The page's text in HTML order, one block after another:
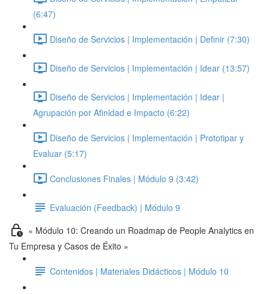
(6:47)
Diseño de Servicios | Implementación | Definir (7:30)
Diseño de Servicios | Implementación | Idear (13:57)
Diseño de Servicios | Implementación | Idear |
Agrupación por Afinidad e Impacto (6:22)
Diseño de Servicios | Implementación | Prototipar y
Evaluar (5:17)
Conclusiones Finales | Módulo 9 (3:42)
Evaluación (Feedback) | Módulo 9
« Módulo 10: Creando un Roadmap de People Analytics en
Tu Empresa y Casos de Éxito »
Contenidos | Materiales Didácticos | Módulo 10